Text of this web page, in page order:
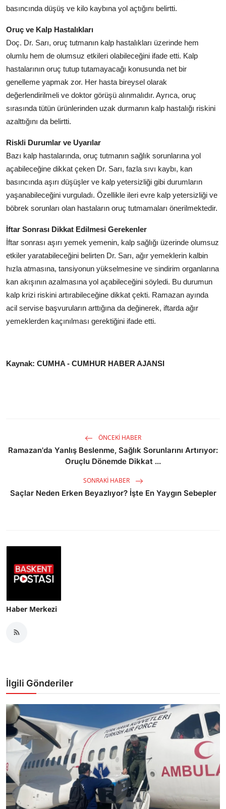
basıncında düşüş ve kilo kaybına yol açtığını belirtti.
Oruç ve Kalp Hastalıkları
Doç. Dr. Sarı, oruç tutmanın kalp hastalıkları üzerinde hem
olumlu hem de olumsuz etkileri olabileceğini ifade etti. Kalp
hastalarının oruç tutup tutamayacağı konusunda net bir
genelleme yapmak zor. Her hasta bireysel olarak
değerlendirilmeli ve doktor görüşü alınmalıdır. Ayrıca, oruç
sırasında tütün ürünlerinden uzak durmanın kalp hastalığı riskini
azalttığını da belirtti.
Riskli Durumlar ve Uyarılar
Bazı kalp hastalarında, oruç tutmanın sağlık sorunlarına yol
açabileceğine dikkat çeken Dr. Sarı, fazla sıvı kaybı, kan
basıncında aşırı düşüşler ve kalp yetersizliği gibi durumların
yaşanabileceğini vurguladı. Özellikle ileri evre kalp yetersizliği ve
böbrek sorunları olan hastaların oruç tutmamaları önerilmektedir.
İftar Sonrası Dikkat Edilmesi Gerekenler
İftar sonrası aşırı yemek yemenin, kalp sağlığı üzerinde olumsuz
etkiler yaratabileceğini belirten Dr. Sarı, ağır yemeklerin kalbin
hızla atmasına, tansiyonun yükselmesine ve sindirim organlarına
kan akışının azalmasına yol açabileceğini söyledi. Bu durumun
kalp krizi riskini artırabileceğine dikkat çekti. Ramazan ayında
acil servise başvuruların arttığına da değinerek, iftarda ağır
yemeklerden kaçınılması gerektiğini ifade etti.
Kaynak: CUMHA - CUMHUR HABER AJANSI
ÖNCEKI HABER
Ramazan'da Yanlış Beslenme, Sağlık Sorunlarını Artırıyor:
Oruçlu Dönemde Dikkat ...
SONRAKI HABER
Saçlar Neden Erken Beyazlıyor? İşte En Yaygın Sebepler
Haber Merkezi
İlgili Gönderiler